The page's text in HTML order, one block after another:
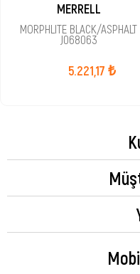
MERRELL
MORPHLITE BLACK/ASPHALT
J068063
5.221,17 ₺